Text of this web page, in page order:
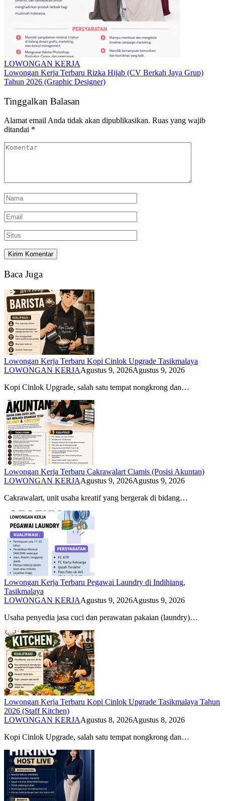
LOWONGAN KERJA
Lowongan Kerja Terbaru Rizka Hijab (CV Berkah Jaya Grup)
Tahun 2026 (Graphic Designer)
Tinggalkan Balasan
Alamat email Anda tidak akan dipublikasikan. Ruas yang wajib
ditandai *
Baca Juga
Lowongan Kerja Terbaru Kopi Cinlok Upgrade Tasikmalaya
LOWONGAN KERJAAgustus 9, 2026Agustus 9, 2026
Kopi Cinlok Upgrade, salah satu tempat nongkrong dan…
Lowongan Kerja Terbaru Cakrawalart Ciamis (Posisi Akuntan)
LOWONGAN KERJAAgustus 9, 2026Agustus 9, 2026
Cakrawalart, unit usaha kreatif yang bergerak di bidang…
Lowongan Kerja Terbaru Pegawai Laundry di Indihiang,
Tasikmalaya
LOWONGAN KERJAAgustus 9, 2026Agustus 9, 2026
Usaha penyedia jasa cuci dan perawatan pakaian (laundry)…
Lowongan Kerja Terbaru Kopi Cinlok Upgrade Tasikmalaya Tahun
2026 (Staff Kitchen)
LOWONGAN KERJAAgustus 8, 2026Agustus 8, 2026
Kopi Cinlok Upgrade, salah satu tempat nongkrong dan…